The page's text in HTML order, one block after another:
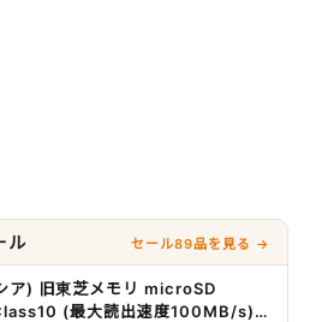
ル セール89品を見る →
ア) 旧東芝メモリ microSD
(最大読出速度100MB/s)